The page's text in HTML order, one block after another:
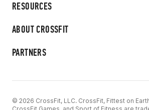
RESOURCES
ABOUT CROSSFIT
PARTNERS
© 2026 CrossFit, LLC. CrossFit, Fittest on